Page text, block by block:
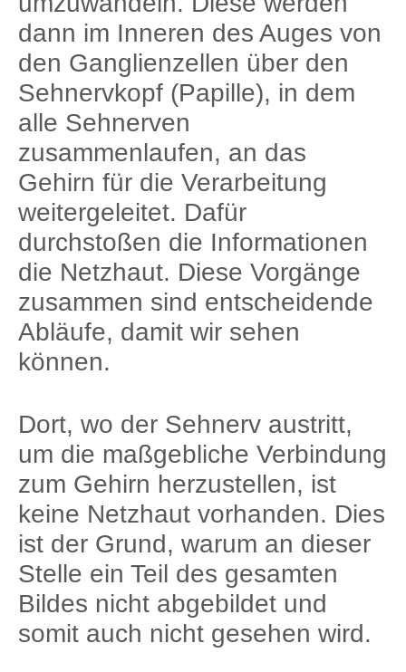
dann im Inneren des Auges von
den Ganglienzellen über den
Sehnervkopf (Papille), in dem
alle Sehnerven
zusammenlaufen, an das
Gehirn für die Verarbeitung
weitergeleitet. Dafür
durchstoßen die Informationen
die Netzhaut. Diese Vorgänge
zusammen sind entscheidende
Abläufe, damit wir sehen
können.
Dort, wo der Sehnerv austritt,
um die maßgebliche Verbindung
zum Gehirn herzustellen, ist
keine Netzhaut vorhanden. Dies
ist der Grund, warum an dieser
Stelle ein Teil des gesamten
Bildes nicht abgebildet und
somit auch nicht gesehen wird.